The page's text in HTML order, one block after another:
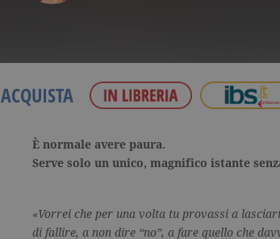
ACQUISTA
È normale avere paura.
Serve solo un unico, magnifico istante
«Vorrei che per una volta tu provassi a
di fallire, a non dire “no”, a fare quello che